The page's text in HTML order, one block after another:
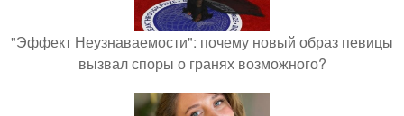
"Эффект Неузнаваемости": почему новый образ певицы
вызвал споры о гранях возможного?